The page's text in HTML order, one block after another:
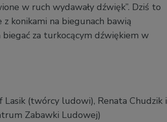
w ruch wydawały dźwięk”. Dziś to
konikami na biegunach bawią
biegać za turkocącym dźwiękiem w
(twórcy ludowi), Renata Chudzik i
Zabawki Ludowej)